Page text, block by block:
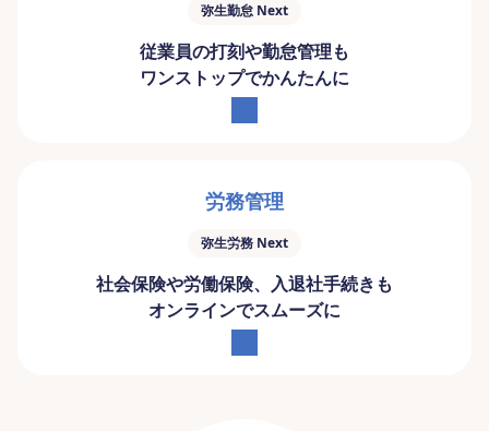
弥生勤怠 Next
従業員の打刻や勤怠管理も
ワンストップでかんたんに
労務管理
弥生労務 Next
社会保険や労働保険、入退社手続きも
オンラインでスムーズに